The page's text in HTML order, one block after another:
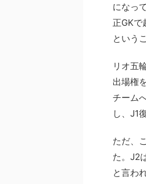
になっ
正GKで
という
リオ五
出場権
チーム
し、J1
ただ、
た。J2
と言わ